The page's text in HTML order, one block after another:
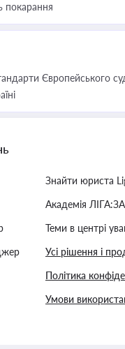
покарання
Європейського
Знайти юриста
Академія
Теми в центрі
Усі рішення і
Політика
Умови